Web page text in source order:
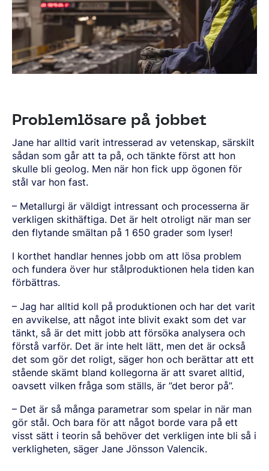
Problemlösare på jobbet
Jane har alltid varit intresserad av vetenskap, särskilt
sådan som går att ta på, och tänkte först att hon
skulle bli geolog. Men när hon fick upp ögonen för
stål var hon fast.
– Metallurgi är väldigt intressant och processerna är
verkligen skithäftiga. Det är helt otroligt när man ser
den flytande smältan på 1 650 grader som lyser!
I korthet handlar hennes jobb om att lösa problem
och fundera över hur stålproduktionen hela tiden kan
förbättras.
– Jag har alltid koll på produktionen och har det varit
en avvikelse, att något inte blivit exakt som det var
tänkt, så är det mitt jobb att försöka analysera och
förstå varför. Det är inte helt lätt, men det är också
det som gör det roligt, säger hon och berättar att ett
stående skämt bland kollegorna är att svaret alltid,
oavsett vilken fråga som ställs, är ”det beror på”.
– Det är så många parametrar som spelar in när man
gör stål. Och bara för att något borde vara på ett
visst sätt i teorin så behöver det verkligen inte bli så i
verkligheten, säger Jane Jönsson Valencik.